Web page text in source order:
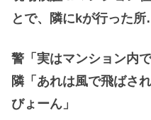
とで、隣にkが行った
警「実はマンション内で
隣「あれは風で飛ばさ
びょーん」